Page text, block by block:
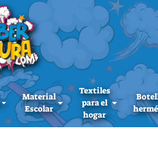
Material
Escolar
Textiles
para el
hogar